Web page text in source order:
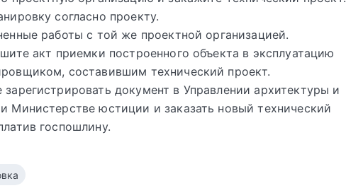
согласно проекту.
работы с той же проектной организацией.
акт приемки построенного объекта в эксплуатацию
составившим технический проект.
документ в Управлении архитектуры и
Министерстве юстиции и заказать новый технический
госпошлину.